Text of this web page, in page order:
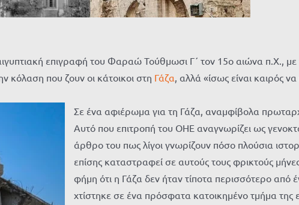
επιγραφή του Φαραώ Τούθμωσι Γ΄ τον 15ο αιώνα π.Χ., με
κόλαση που ζουν οι κάτοικοι στη Γάζα, αλλά «ίσως είναι καιρός
Σε ένα αφιέρωμα για τη Γάζα, αναμφίβολα
Αυτό που επιτροπή του ΟΗΕ αναγνωρίζει ως
άρθρο του πως λίγοι γνωρίζουν πόσο πλούσια
επίσης καταστραφεί σε αυτούς τους φρικτούς
φήμη ότι η Γάζα δεν ήταν τίποτα περισσότερο
χτίστηκε σε ένα πρόσφατα κατοικημένο τμήμα της